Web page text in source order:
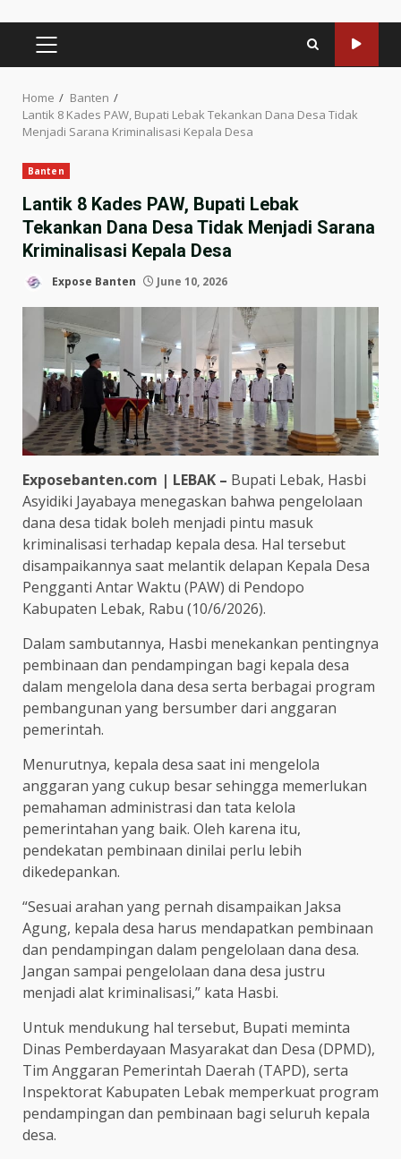
PRIMARY
MENU
Home
Banten
Lantik 8 Kades PAW, Bupati Lebak Tekankan Dana Desa Tidak
Menjadi Sarana Kriminalisasi Kepala Desa
Banten
Lantik 8 Kades PAW, Bupati Lebak
Tekankan Dana Desa Tidak Menjadi Sarana
Kriminalisasi Kepala Desa
Expose Banten June 10, 2026
Exposebanten.com | LEBAK – Bupati Lebak, Hasbi
Asyidiki Jayabaya menegaskan bahwa pengelolaan
dana desa tidak boleh menjadi pintu masuk
kriminalisasi terhadap kepala desa. Hal tersebut
disampaikannya saat melantik delapan Kepala Desa
Pengganti Antar Waktu (PAW) di Pendopo
Kabupaten Lebak, Rabu (10/6/2026).
Dalam sambutannya, Hasbi menekankan pentingnya
pembinaan dan pendampingan bagi kepala desa
dalam mengelola dana desa serta berbagai program
pembangunan yang bersumber dari anggaran
pemerintah.
Menurutnya, kepala desa saat ini mengelola
anggaran yang cukup besar sehingga memerlukan
pemahaman administrasi dan tata kelola
pemerintahan yang baik. Oleh karena itu,
pendekatan pembinaan dinilai perlu lebih
dikedepankan.
“Sesuai arahan yang pernah disampaikan Jaksa
Agung, kepala desa harus mendapatkan pembinaan
dan pendampingan dalam pengelolaan dana desa.
Jangan sampai pengelolaan dana desa justru
menjadi alat kriminalisasi,” kata Hasbi.
Untuk mendukung hal tersebut, Bupati meminta
Dinas Pemberdayaan Masyarakat dan Desa (DPMD),
Tim Anggaran Pemerintah Daerah (TAPD), serta
Inspektorat Kabupaten Lebak memperkuat program
pendampingan dan pembinaan bagi seluruh kepala
desa.